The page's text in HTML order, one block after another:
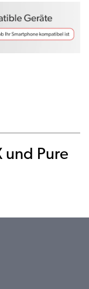
und Pure